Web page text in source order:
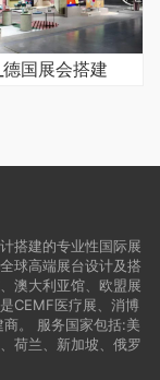
德国展会搭建
搭建的专业性国际展
球高端展台设计及搭
澳大利亚馆、欧盟展
CEMF医疗展、消博
。 服务国家包括:美
荷兰、新加坡、俄罗